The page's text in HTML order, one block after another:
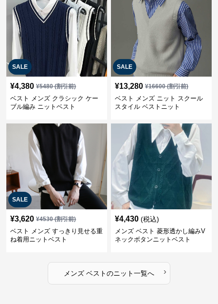
SALE
¥4,380 ¥5480(割引前)
ベスト メンズ クラシック ケー
ブル編み ニットベスト
SALE
¥13,280 ¥16600(割引前)
ベスト メンズ ニット スクール
スタイル ベストニット
SALE
¥3,620 ¥4530(割引前)
ベスト メンズ すっきり見せる重
ね着用ニットベスト
¥4,430 (税込)
メンズ ベスト 菱形透かし編みV
ネックボタンニットベスト
メンズ ベストのニット一覧へ ›